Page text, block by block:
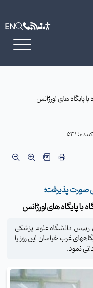
EN
پایگاه های اورژانس
531
صورت پذیرفت؛
با پایگاه های اورژانس
رییس دانشگاه علوم پزشکی
غرب خراسان این روز را
نمود.